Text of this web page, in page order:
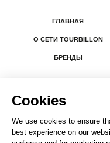
ГЛАВНАЯ
О СЕТИ TOURBILLON
БРЕНДЫ
Все права